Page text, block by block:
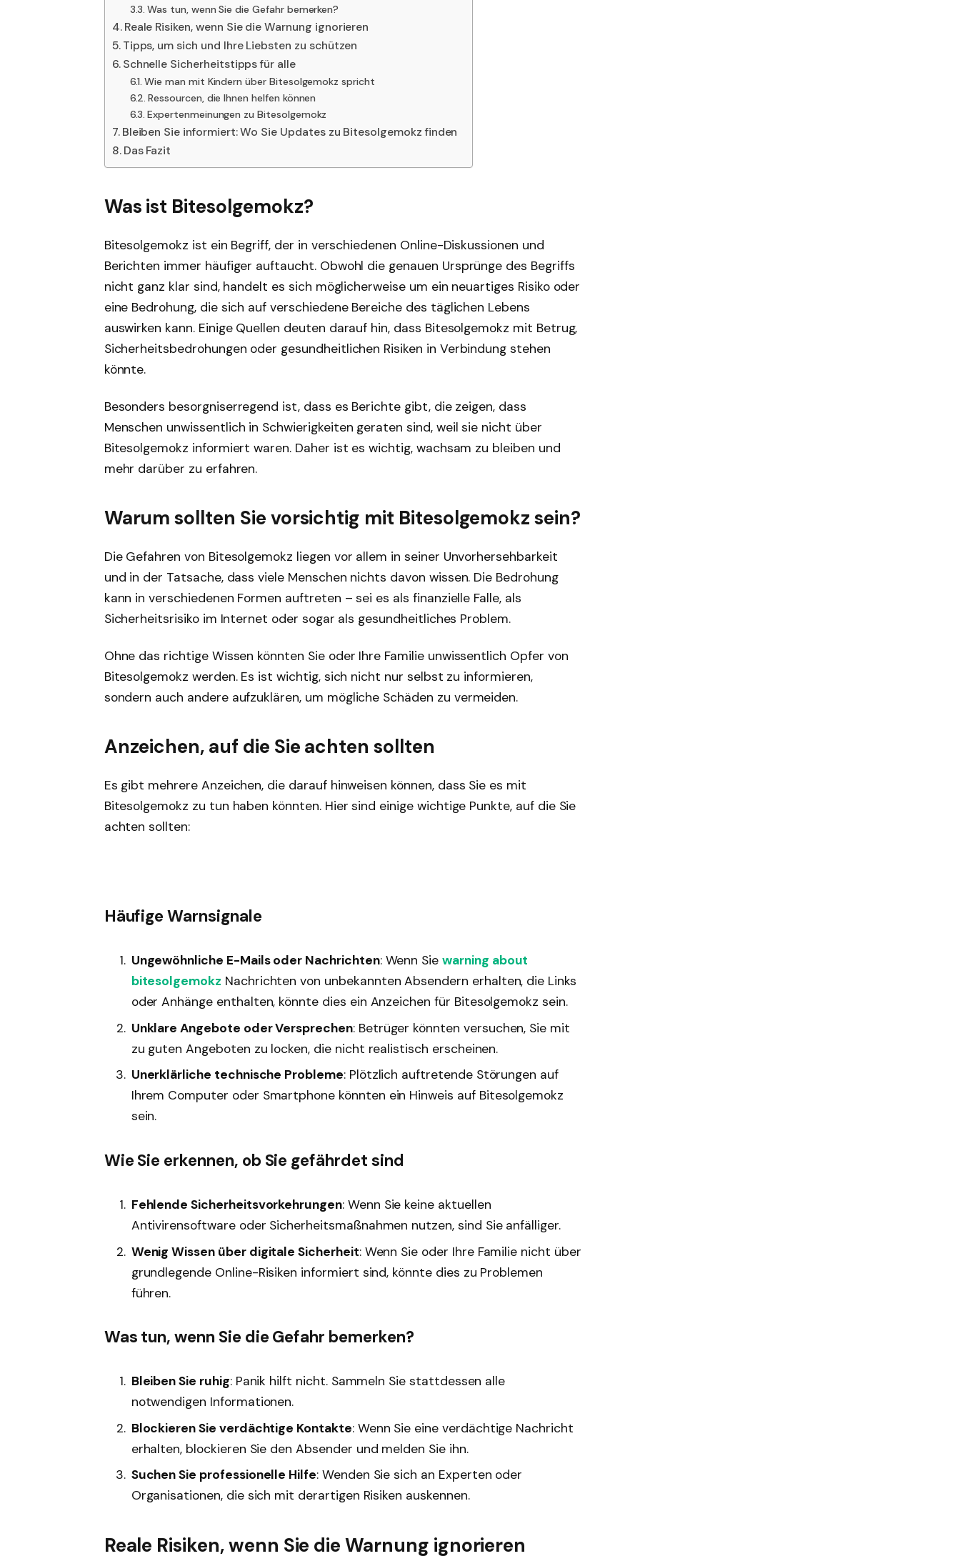
Was tun, wenn Sie die Gefahr bemerken?
Reale Risiken, wenn Sie die Warnung ignorieren
Tipps, um sich und Ihre Liebsten zu schützen
Schnelle Sicherheitstipps für alle
Wie man mit Kindern über Bitesolgemokz spricht
Ressourcen, die Ihnen helfen können
Expertenmeinungen zu Bitesolgemokz
Bleiben Sie informiert: Wo Sie Updates zu Bitesolgemokz finden
Das Fazit
Was ist Bitesolgemokz?
Bitesolgemokz ist ein Begriff, der in verschiedenen Online-Diskussionen und
Berichten immer häufiger auftaucht. Obwohl die genauen Ursprünge des Begriffs
nicht ganz klar sind, handelt es sich möglicherweise um ein neuartiges Risiko oder
eine Bedrohung, die sich auf verschiedene Bereiche des täglichen Lebens
auswirken kann. Einige Quellen deuten darauf hin, dass Bitesolgemokz mit Betrug,
Sicherheitsbedrohungen oder gesundheitlichen Risiken in Verbindung stehen
könnte.
Besonders besorgniserregend ist, dass es Berichte gibt, die zeigen, dass
Menschen unwissentlich in Schwierigkeiten geraten sind, weil sie nicht über
Bitesolgemokz informiert waren. Daher ist es wichtig, wachsam zu bleiben und
mehr darüber zu erfahren.
Warum sollten Sie vorsichtig mit Bitesolgemokz sein?
Die Gefahren von Bitesolgemokz liegen vor allem in seiner Unvorhersehbarkeit
und in der Tatsache, dass viele Menschen nichts davon wissen. Die Bedrohung
kann in verschiedenen Formen auftreten – sei es als finanzielle Falle, als
Sicherheitsrisiko im Internet oder sogar als gesundheitliches Problem.
Ohne das richtige Wissen könnten Sie oder Ihre Familie unwissentlich Opfer von
Bitesolgemokz werden. Es ist wichtig, sich nicht nur selbst zu informieren,
sondern auch andere aufzuklären, um mögliche Schäden zu vermeiden.
Anzeichen, auf die Sie achten sollten
Es gibt mehrere Anzeichen, die darauf hinweisen können, dass Sie es mit
Bitesolgemokz zu tun haben könnten. Hier sind einige wichtige Punkte, auf die Sie
achten sollten:
Häufige Warnsignale
Ungewöhnliche E-Mails oder Nachrichten: Wenn Siewarning about
bitesolgemokz Nachrichten von unbekannten Absendern erhalten, die Links
oder Anhänge enthalten, könnte dies ein Anzeichen für Bitesolgemokz sein.
Unklare Angebote oder Versprechen: Betrüger könnten versuchen, Sie mit
zu guten Angeboten zu locken, die nicht realistisch erscheinen.
Unerklärliche technische Probleme: Plötzlich auftretende Störungen auf
Ihrem Computer oder Smartphone könnten ein Hinweis auf Bitesolgemokz
sein.
Wie Sie erkennen, ob Sie gefährdet sind
Fehlende Sicherheitsvorkehrungen: Wenn Sie keine aktuellen
Antivirensoftware oder Sicherheitsmaßnahmen nutzen, sind Sie anfälliger.
Wenig Wissen über digitale Sicherheit: Wenn Sie oder Ihre Familie nicht über
grundlegende Online-Risiken informiert sind, könnte dies zu Problemen
führen.
Was tun, wenn Sie die Gefahr bemerken?
Bleiben Sie ruhig: Panik hilft nicht. Sammeln Sie stattdessen alle
notwendigen Informationen.
Blockieren Sie verdächtige Kontakte: Wenn Sie eine verdächtige Nachricht
erhalten, blockieren Sie den Absender und melden Sie ihn.
Suchen Sie professionelle Hilfe: Wenden Sie sich an Experten oder
Organisationen, die sich mit derartigen Risiken auskennen.
Reale Risiken, wenn Sie die Warnung ignorieren